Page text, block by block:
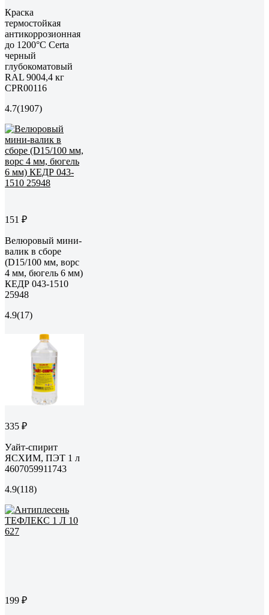
Краска
термостойкая
антикоррозионная
до 1200°С Certa
черный
глубокоматовый
RAL 9004,4 кг
CPR00116
4.7(1907)
151 ₽
Велюровый мини-
валик в сборе
(D15/100 мм, ворс
4 мм, бюгель 6 мм)
КЕДР 043-1510
25948
4.9(17)
335 ₽
Уайт-спирит
ЯСХИМ, ПЭТ 1 л
4607059911743
4.9(118)
199 ₽